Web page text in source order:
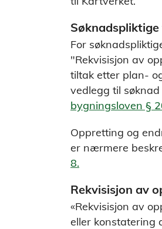
For
"Rekvisisjon av
tiltak etter plan-
vedlegg til
bygningsloven §
Oppretting og
er nærmere
8.
Rekvisisjon av
«Rekvisisjon av
eller konstatering